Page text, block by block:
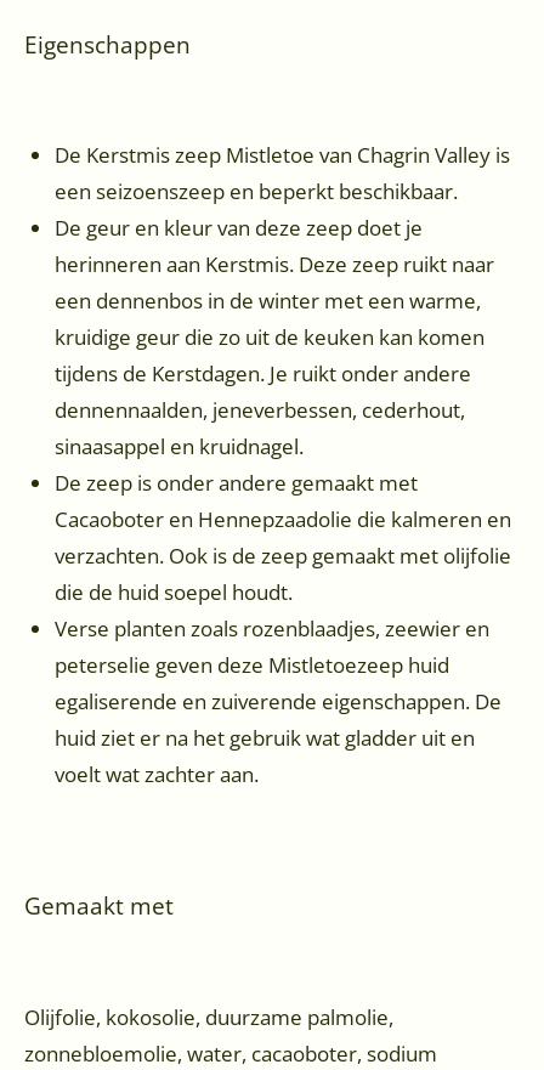
Eigenschappen
De Kerstmis zeep Mistletoe van Chagrin Valley is
een seizoenszeep en beperkt beschikbaar.
De geur en kleur van deze zeep doet je
herinneren aan Kerstmis. Deze zeep ruikt naar
een dennenbos in de winter met een warme,
kruidige geur die zo uit de keuken kan komen
tijdens de Kerstdagen. Je ruikt onder andere
dennennaalden, jeneverbessen, cederhout,
sinaasappel en kruidnagel.
De zeep is onder andere gemaakt met
Cacaoboter en Hennepzaadolie die kalmeren en
verzachten. Ook is de zeep gemaakt met olijfolie
die de huid soepel houdt.
Verse planten zoals rozenblaadjes, zeewier en
peterselie geven deze Mistletoezeep huid
egaliserende en zuiverende eigenschappen. De
huid ziet er na het gebruik wat gladder uit en
voelt wat zachter aan.
Gemaakt met
Olijfolie, kokosolie, duurzame palmolie,
zonnebloemolie, water, cacaoboter, sodium